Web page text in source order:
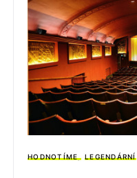
HODNOTÍME LEGENDÁRNÍ